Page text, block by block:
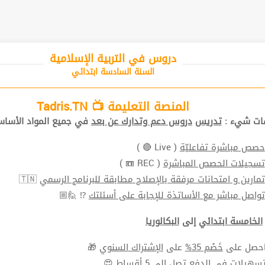
دروس في التربية الإسلامية
السنة السادسة ابتدائي
المنصة التعليمة 📺 Tadris.TN
شيء :تدريس دروس دعم وتدارك عن بعدفي جميع المواد
حصص مباشرة تفاعليّة( Live 🔴 )
تسجيلات الحصص المباشرة( REC 📼 )
تمارين و امتحانات مرفقة بالإصلاح مطابقة للبرنامج الرسمي 🇹🇳
تواصل مباشر مع الأساتذة للإجابة على أسئلتك⁉ 🙋🏼
الخامسة ابتدائيإلىالبكالوريا
علىخَصْم 35% علىالإشتراك السنوي 🎁